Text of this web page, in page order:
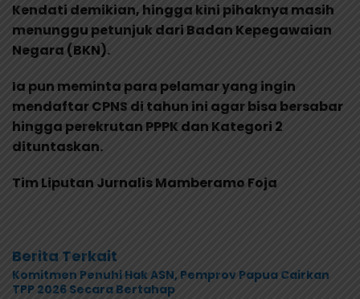
Kendati demikian, hingga kini pihaknya masih
menunggu petunjuk dari Badan Kepegawaian
Negara (BKN).
Ia pun meminta para pelamar yang ingin
mendaftar CPNS di tahun ini agar bisa bersabar
hingga perekrutan PPPK dan Kategori 2
dituntaskan.
Tim Liputan Jurnalis Mamberamo Foja
Berita Terkait
Komitmen Penuhi Hak ASN, Pemprov Papua Cairkan
TPP 2026 Secara Bertahap